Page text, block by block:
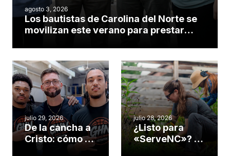
agosto 3, 2026
Los bautistas de Carolina del Norte se
movilizan este verano para prestar
julio 29, 2026
De la cancha a
Cristo: cómo el
gimnasio de
julio 28, 2026
¿Listo para
«ServeNC»? 4